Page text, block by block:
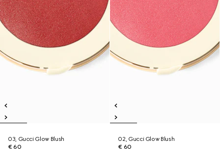
03, Gucci Glow Blush
€ 60
02, Gucci Glow Blush
€ 60